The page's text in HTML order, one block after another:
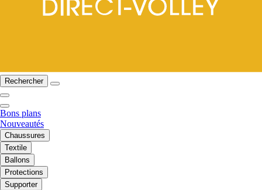
Rechercher
Bons plans
Nouveautés
Chaussures
Textile
Ballons
Protections
Supporter